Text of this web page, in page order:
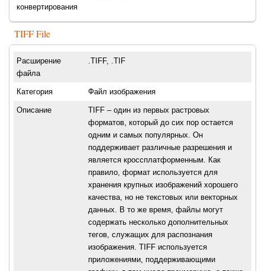
конвертирования
TIFF File
Расширение
файла
.TIFF, .TIF
Категория Файл изображения
Описание
TIFF – один из первых растровых
форматов, который до сих пор остается
одним и самых популярных. Он
поддерживает различные разрешения и
является кроссплатформенным. Как
правило, формат используется для
хранения крупных изображений хорошего
качества, но не текстовых или векторных
данных. В то же время, файлы могут
содержать несколько дополнительных
тегов, служащих для распознания
изображения. TIFF используется
приложениями, поддерживающими